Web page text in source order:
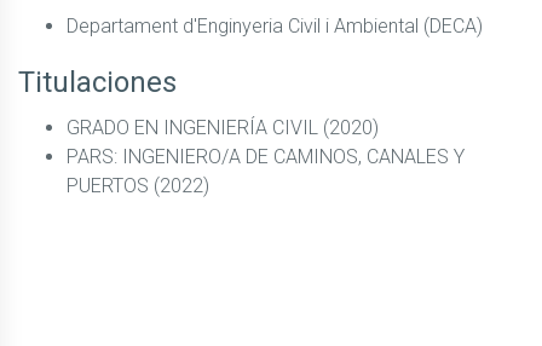
Departament d'Enginyeria Civil i Ambiental (DECA)
Titulaciones
GRADO EN INGENIERÍA CIVIL (2020)
PARS: INGENIERO/A DE CAMINOS, CANALES Y
PUERTOS (2022)